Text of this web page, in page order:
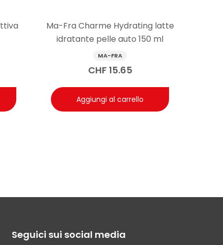
Ma-Fra Charme Hydrating latte
idratante pelle auto 150 ml
MA-FRA
CHF 15.65
Aggiungi al carrello
Seguici sui social media